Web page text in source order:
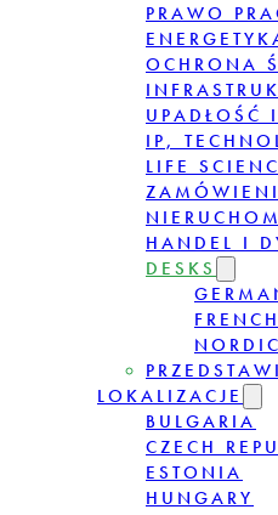
PRAWO
OCHRONA
UPADŁOŚĆ
IP,
LIFE
HANDEL I
DESKS
LOKALIZACJE
BULGARIA
CZECH
ESTONIA
HUNGARY